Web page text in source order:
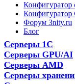
Конфигуратор
Форум 3nity.ru
Блог
Серверы 1С
Серверы GPU/AI
Серверы AMD
Серверы